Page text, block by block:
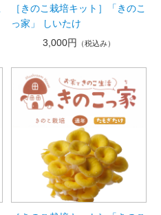
［きのこ栽培キット］「きのこ
っ家」 しいたけ
3,000円
（税込み）